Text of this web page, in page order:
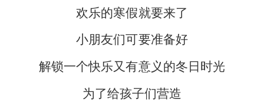
欢乐的寒假就要来了
小朋友们可要准备好
解锁一个快乐又有意义的冬日时光
为了给孩子们营造